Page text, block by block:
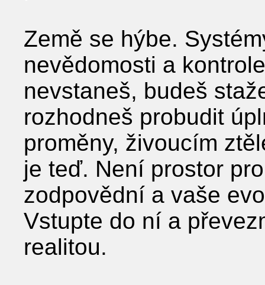
Země se hýbe.
nevědomosti a
nevstaneš, budeš
rozhodneš probudit
proměny, živoucím
je teď. Není prostor
zodpovědní a vaše
Vstupte do ní a
realitou.